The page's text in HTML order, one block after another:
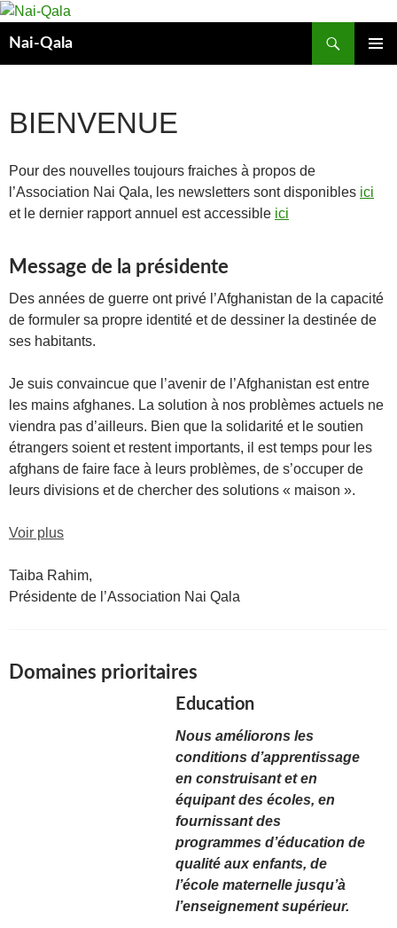
Aller
contenu
Nai-Qala
BIENVENUE
Pour des nouvelles toujours fraiches à propos de
l’Association Nai Qala, les newsletters sont disponibles ici
et le dernier rapport annuel est accessible ici
Message de la présidente
Des années de guerre ont privé l’Afghanistan de la capacité
de formuler sa propre identité et de dessiner la destinée de
ses habitants.
Je suis convaincue que l’avenir de l’Afghanistan est entre
les mains afghanes. La solution à nos problèmes actuels ne
viendra pas d’ailleurs. Bien que la solidarité et le soutien
étrangers soient et restent importants, il est temps pour les
afghans de faire face à leurs problèmes, de s’occuper de
leurs divisions et de chercher des solutions « maison ».
Voir plus
Taiba Rahim,
Présidente de l’Association Nai Qala
Domaines prioritaires
Education
Nous améliorons les
conditions d’apprentissage
en construisant et en
équipant des écoles, en
fournissant des
programmes d’éducation de
qualité aux enfants, de
l’école maternelle jusqu’à
l’enseignement supérieur.